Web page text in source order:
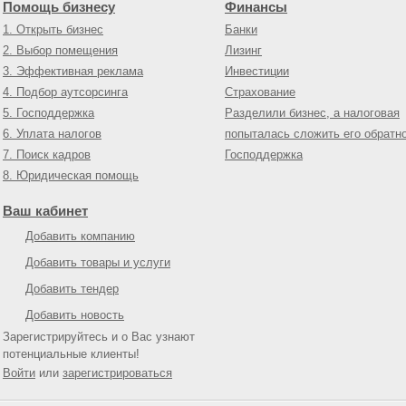
Помощь бизнесу
1. Открыть бизнес
2. Выбор помещения
3. Эффективная реклама
4. Подбор аутсорсинга
5. Господдержка
6. Уплата налогов
7. Поиск кадров
8. Юридическая помощь
Финансы
Банки
Лизинг
Инвестиции
Страхование
Разделили бизнес, а налоговая
попыталась сложить его
Господдержка
Ваш кабинет
Добавить компанию
Добавить товары и услуги
Добавить тендер
Добавить новость
Зарегистрируйтесь и о Вас узнают
потенциальные клиенты!
Войти или зарегистрироваться